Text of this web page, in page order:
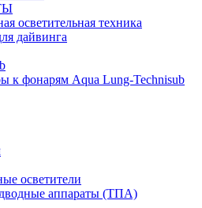
осветительная техника
дайвинга
к фонарям Aqua Lung-Technisub
осветители
аппараты (ТПА)